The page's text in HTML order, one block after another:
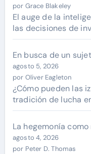
por Grace Blakeley
El auge de la
las decisiones de
En busca de un
agosto 5, 2026
por Oliver Eagleton
¿Cómo pueden las
tradición de lucha
La hegemonía
agosto 4, 2026
por Peter D. Thomas